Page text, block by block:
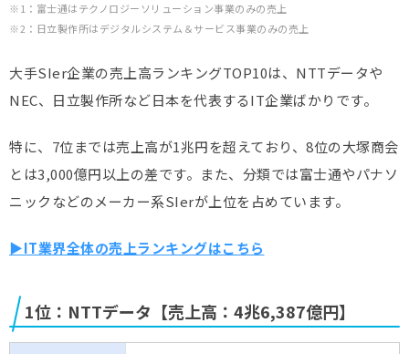
※1：富士通はテクノロジーソリューション事業のみの売上
※2：日立製作所はデジタルシステム＆サービス事業のみの売上
大手SIer企業の売上高ランキングTOP10は、NTTデータや
NEC、日立製作所など日本を代表するIT企業ばかりです。
特に、7位までは売上高が1兆円を超えており、8位の大塚商会
とは3,000億円以上の差です。また、分類では富士通やパナソ
ニックなどのメーカー系SIerが上位を占めています。
▶IT業界全体の売上ランキングはこちら
1位：NTTデータ【売上高：4兆6,387億円】